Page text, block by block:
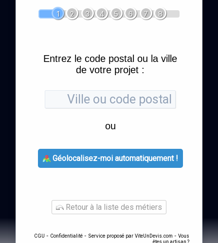
1 2 3 4 5 6 7 8
Entrez le code postal ou la ville
de votre projet :
ou
Géolocalisez-moi automatiquement !
Retour à la liste des métiers
CGU - Confidentialité - Service proposé par ViteUnDevis.com - Vous
êtes un artisan ?